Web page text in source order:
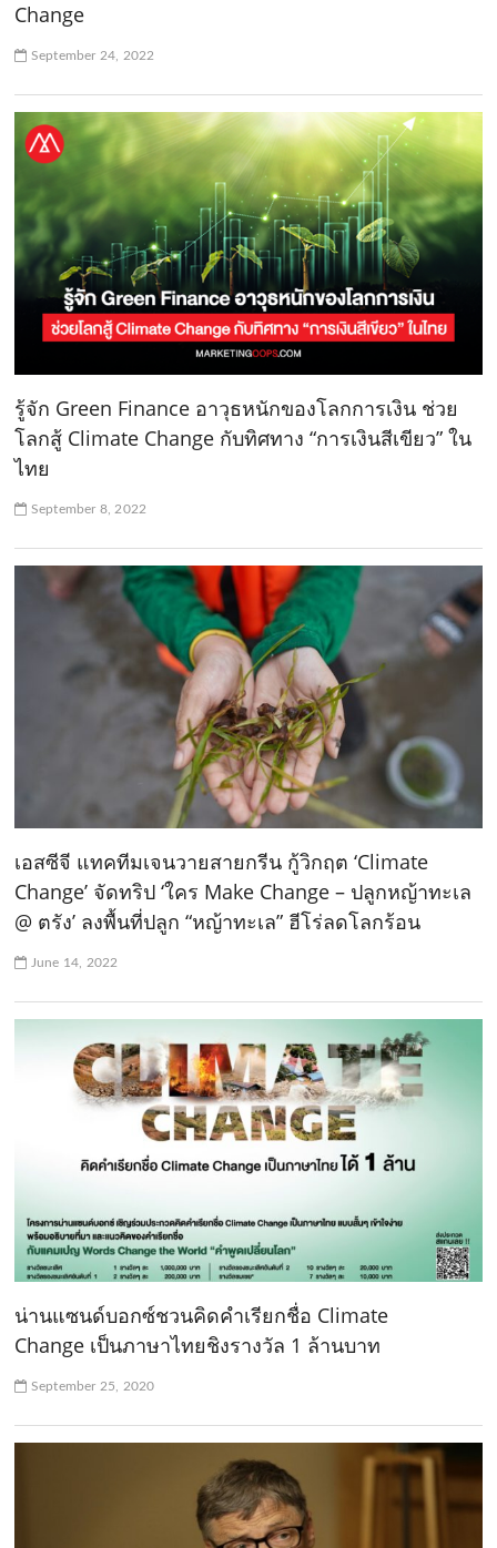
Change
September 24, 2022
รู้จัก Green Finance อาวุธหนักของโลกการเงิน ช่วย
โลกสู้ Climate Change กับทิศทาง “การเงินสีเขียว” ใน
ไทย
September 8, 2022
เอสซีจี แทคทีมเจนวายสายกรีน กู้วิกฤต ‘Climate
Change’ จัดทริป ‘ใคร Make Change – ปลูกหญ้าทะเล
@ ตรัง’ ลงพื้นที่ปลูก “หญ้าทะเล” ฮีโร่ลดโลกร้อน
June 14, 2022
น่านแซนด์บอกซ์ชวนคิดคำเรียกชื่อ Climate
Change เป็นภาษาไทยชิงรางวัล 1 ล้านบาท
September 25, 2020